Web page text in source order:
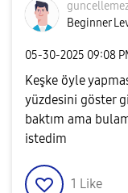
Beginner
‎05-30-2025 09:08
Keşke öyle
yüzdesini göster
baktım ama
istedim
1 Like